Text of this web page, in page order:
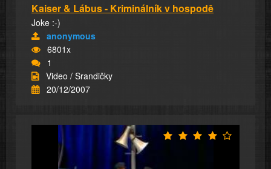
Kaiser & Lábus - Kriminálník v hospodě
Joke :-)
anonymous
6801x
1
Video / Srandičky
20/12/2007